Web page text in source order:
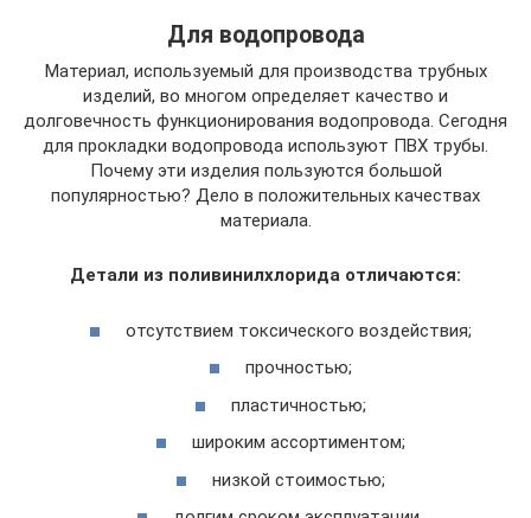
Для водопровода
Материал, используемый для производства трубных
изделий, во многом определяет качество и
долговечность функционирования водопровода. Сегодня
для прокладки водопровода используют ПВХ трубы.
Почему эти изделия пользуются большой
популярностью? Дело в положительных качествах
материала.
Детали из поливинилхлорида отличаются:
отсутствием токсического воздействия;
прочностью;
пластичностью;
широким ассортиментом;
низкой стоимостью;